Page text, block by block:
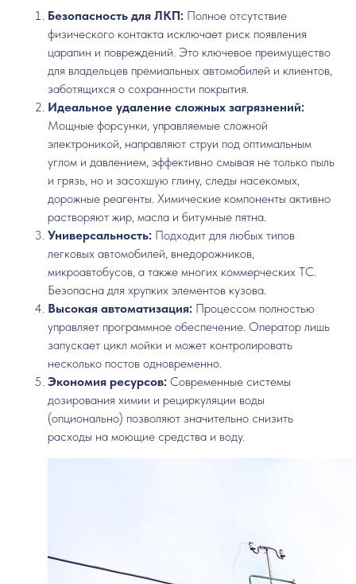
Безопасность для ЛКП: Полное отсутствие
физического контакта исключает риск появления
царапин и повреждений. Это ключевое преимущество
для владельцев премиальных автомобилей и клиентов,
заботящихся о сохранности покрытия.
Идеальное удаление сложных загрязнений:
Мощные форсунки, управляемые сложной
электроникой, направляют струи под оптимальным
углом и давлением, эффективно смывая не только пыль
и грязь, но и засохшую глину, следы насекомых,
дорожные реагенты. Химические компоненты активно
растворяют жир, масла и битумные пятна.
Универсальность: Подходит для любых типов
легковых автомобилей, внедорожников,
микроавтобусов, а также многих коммерческих ТС.
Безопасна для хрупких элементов кузова.
Высокая автоматизация: Процессом полностью
управляет программное обеспечение. Оператор лишь
запускает цикл мойки и может контролировать
несколько постов одновременно.
Экономия ресурсов: Современные системы
дозирования химии и рециркуляции воды
(опционально) позволяют значительно снизить
расходы на моющие средства и воду.